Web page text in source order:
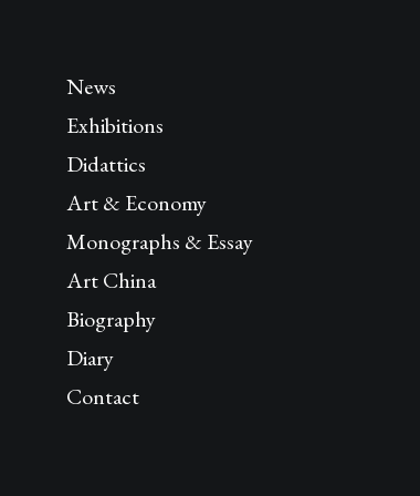
News
Exhibitions
Didattics
Art & Economy
Monographs & Essay
Art China
Biography
Diary
Contact